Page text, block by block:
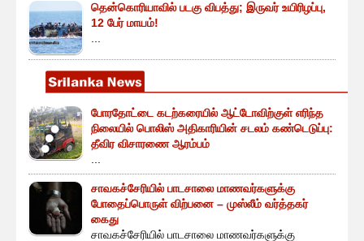
தென்கொரியாவில் படகு விபத்து; இருவர் உயிரிழப்பு,
12 பேர் மாயம்!
போரதோட்டை கடற்கரையில் ஆட்டோவிற்குள் எரிந்த
நிலையில் பொலிஸ் அதிகாரியின் சடலம் கண்டெடுப்பு:
தீவிர விசாரணை ஆரம்பம்
சாவகச்சேரியில் பாடசாலை மாணவர்களுக்கு
போதைப்பொருள் விற்பனை – முஸ்லீம் வர்த்தகர்
கைது
சாவகச்சேரியில் பாடசாலை மாணவர்களுக்கு